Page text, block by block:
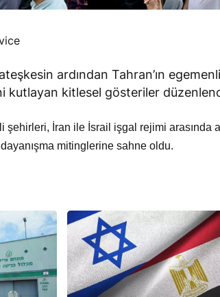
ardından Tahran’ın
kutlayan kitlesel gösteriler
şehirleri, İran ile İsrail işgal rejimi arasında
mitinglerine sahne oldu.
Abbas’ı Devirmeye mi Çalışıyor?